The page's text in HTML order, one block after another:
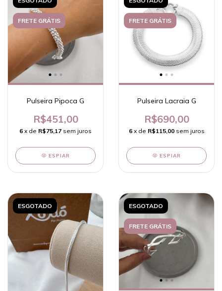
FRETE GRÁTIS
Pulseira Pipoca G
R$451,00
6 x de R$75,17 sem juros
ESPIAR
FRETE GRÁTIS
Pulseira Lacraia G
R$690,00
6 x de R$115,00 sem juros
ESPIAR
ESGOTADO ESGOTADO
FRETE GRÁTIS